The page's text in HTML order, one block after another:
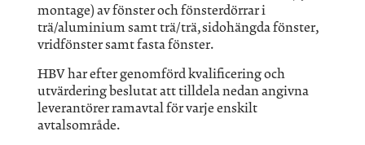
montage) av fönster och fönsterdörrar i
trä/aluminium samt trä/trä, sidohängda fönster,
vridfönster samt fasta fönster.
HBV har efter genomförd kvalificering och
utvärdering beslutat att tilldela nedan angivna
leverantörer ramavtal för varje enskilt
avtalsområde.